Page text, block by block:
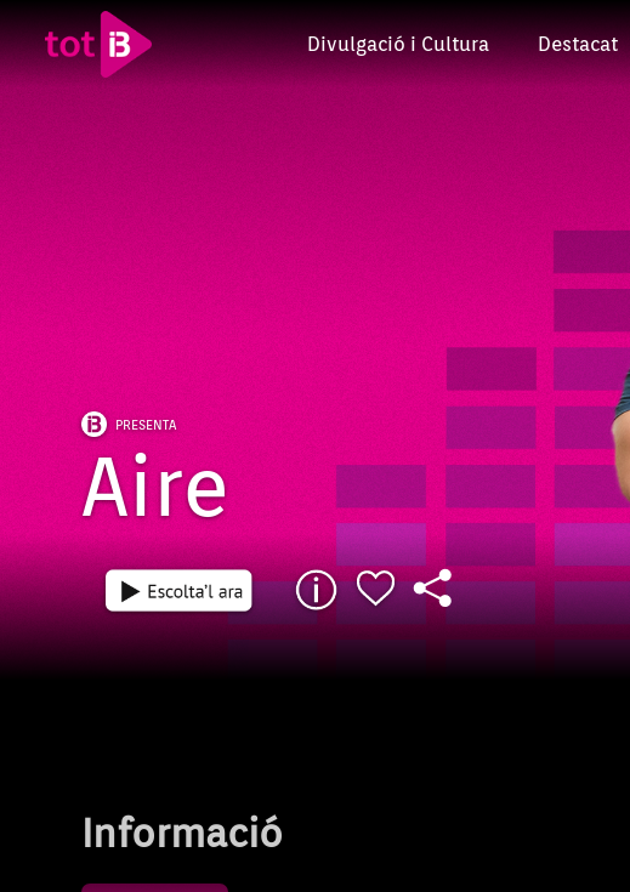
Divulgació i Cultura Destacat
PRESENTA
Aire
Informació